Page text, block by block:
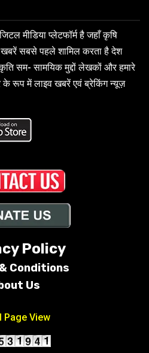
मीडिया प्लेटफॉर्म है जहाँ कृषि
खबरें सबसे पहले शामिल करता है देश
सम- सामयिक मुद्दों लेखकों और हमारे
के रूप में लाइव खबरें एवं ब्रेकिंग न्यूज़
Policy
Conditions
Us
Page View